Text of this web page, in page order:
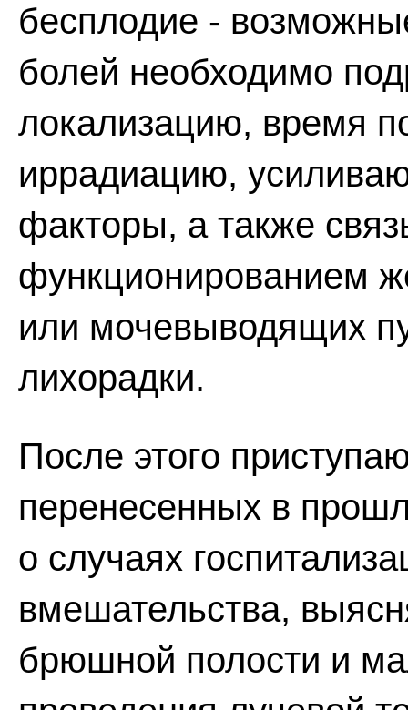
бесплодие -
болей необходимо
локализацию, время
иррадиацию,
факторы, а также
функционированием
или мочевыводящих
лихорадки.
После этого
перенесенных в
о случаях
вмешательства,
брюшной полости и